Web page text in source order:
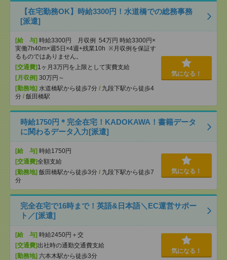
【在宅勤務OK】時給3300円！水道橋での総務事務
[派遣]
[給 与] 時給3300円 月収例 54万円 時給3300円×
実働7h40m×週5日×4週+残業10h ※月収例を保証す
るものではありません。
[交通費] 1ヶ月3万円を上限として実費支給
[月収例] 30万円～
[勤務地] 水道橋駅から徒歩7分 / 九段下駅から徒歩4
分 / 飯田橋駅
気になる！
時給1750円＊完全在宅！KADOKAWA！書籍データ
に関わるデータ入力[派遣]
[給 与] 時給1750円
[交通費]全額支給
[勤務地] 飯田橋駅から徒歩3分 / 九段下駅から徒歩7
分
気になる！
完全在宅で16時まで！英語&日本語＼EC運営サポー
ト／[派遣]
[給 与] 時給2450円＋交
[交通費]出社時の通勤交通費支給
[勤務地] 六本木駅から徒歩3分
気になる！